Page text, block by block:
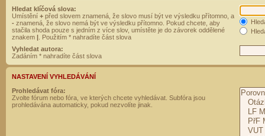
Hledat klíčová slova:
Umístění + před slovem znamená, že slovo musí být ve výsledku přítomno, a
- znamená, že slovo nemá být ve výsledku přítomno. Pokud chcete, aby
stačila shoda pouze s jedním z více slov, umístěte je do závorek oddělené
znakem | . Použitím * nahradíte část slova
Vyhledat autora:
Zadáním * nahradíte část slova
NASTAVENÍ VYHLEDÁVÁNÍ
Prohledávat fóra:
Zvolte fórum nebo fóra, ve kterých chcete vyhledávat. Subfóra jsou
prohledávána automaticky, pokud nezvolíte jinak.